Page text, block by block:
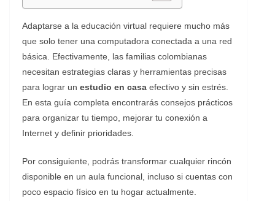
Adaptarse a la educación virtual requiere mucho más
que solo tener una computadora conectada a una red
básica. Efectivamente, las familias colombianas
necesitan estrategias claras y herramientas precisas
para lograr un estudio en casa efectivo y sin estrés.
En esta guía completa encontrarás consejos prácticos
para organizar tu tiempo, mejorar tu conexión a
Internet y definir prioridades.
Por consiguiente, podrás transformar cualquier rincón
disponible en un aula funcional, incluso si cuentas con
poco espacio físico en tu hogar actualmente.